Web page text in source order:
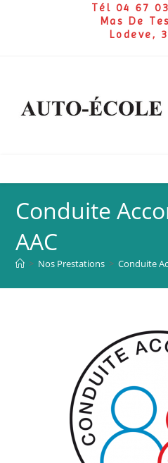
Tél 04 67
Mas De
Lodeve,
Conduite
AAC
> Nos Prestations > Conduite